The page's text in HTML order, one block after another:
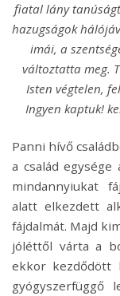
fiatal lány
hazugságok
imái, a
változtatta meg.
Isten végtelen,
Ingyen kaptuk!
Panni hívő
a család
mindannyiukat
alatt elkezdett
fájdalmát. Majd
jóléttől várta a
ekkor kezdődött
gyógyszerfüggő